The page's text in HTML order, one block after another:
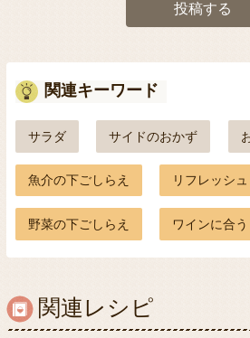
投稿する
関連キーワード
サラダ サイドのおかず
魚介の下ごしらえ リフレッシュ
野菜の下ごしらえ ワインに合う
関連レシピ